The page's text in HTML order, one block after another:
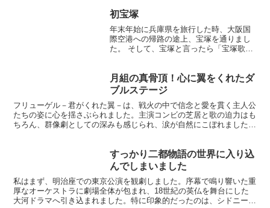
初宝塚
年末年始に兵庫県を旅行した時、大阪国
際空港への帰路の途上、宝塚を通りまし
た。 そして、宝塚と言ったら「宝塚歌劇
宝塚大劇場でショーを見たいなあ」と漠
然と思っていて、せっ...
月組の真骨頂！心に翼をくれたダ
ブルステージ
フリューゲル－君がくれた翼－は、戦火の中で信念と愛を貫く主人公
たちの姿に心を揺さぶられました。主演コンビの芝居と歌の迫力はも
ちろん、群像劇としての深みも感じられ、涙が自然にこぼれました。
すっかり二都物語の世界に入り込
んでしまいました
私はまず、明治座での東京公演を観劇しました。序幕で鳴り響いた重
厚なオーケストラに劇場全体が包まれ、18世紀の英仏を舞台にした
大河ドラマへ引き込まれました。特に印象的だったのは、シドニー・